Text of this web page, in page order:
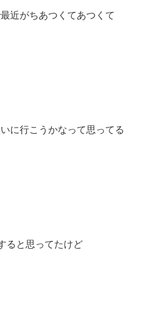
近がちあつくてあつくて
に行こうかなって思ってる
ると思ってたけど